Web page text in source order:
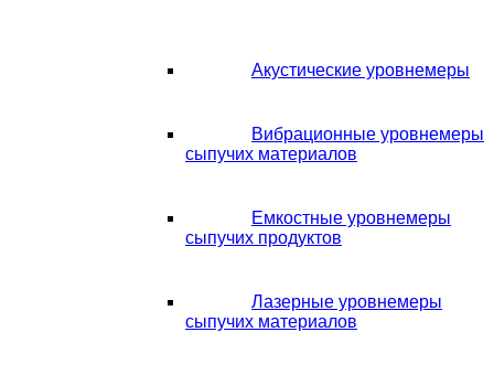
Акустические уровнемеры
Вибрационные уровнемеры
сыпучих материалов
Емкостные уровнемеры
сыпучих продуктов
Лазерные уровнемеры
сыпучих материалов